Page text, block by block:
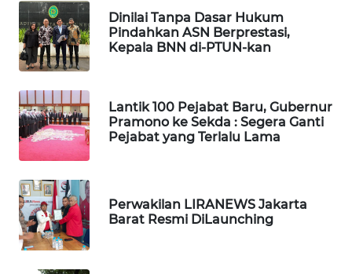
Dinilai Tanpa Dasar Hukum
Pindahkan ASN Berprestasi,
Kepala BNN di-PTUN-kan
Lantik 100 Pejabat Baru, Gubernur
Pramono ke Sekda : Segera Ganti
Pejabat yang Terlalu Lama
Perwakilan LIRANEWS Jakarta
Barat Resmi DiLaunching
WN
MANDALIKA
WN
WN
LABUANBAJO
WN
BORNEO
Wahana
Media